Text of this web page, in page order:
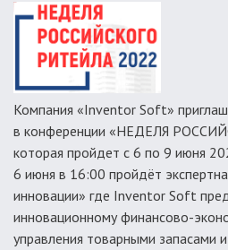
Компания «Inventor Soft»
в конференции «НЕДЕЛЯ
которая пройдет с 6 по 9 июня
6 июня в 16:00 пройдёт
инновации» где Inventor Soft
инновационному финансово-
управления товарными запасами